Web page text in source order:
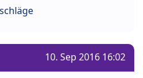
10. Sep 2016 16:02